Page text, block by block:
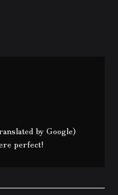
by Google)
perfect!